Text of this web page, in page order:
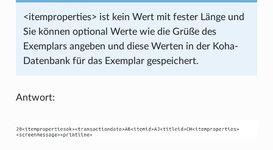
<itemproperties> ist kein Wert mit fester Länge und
Sie können optional Werte wie die Grüße des
Exemplars angeben und diese Werten in der Koha-
Datenbank für das Exemplar gespeichert.
Antwort: